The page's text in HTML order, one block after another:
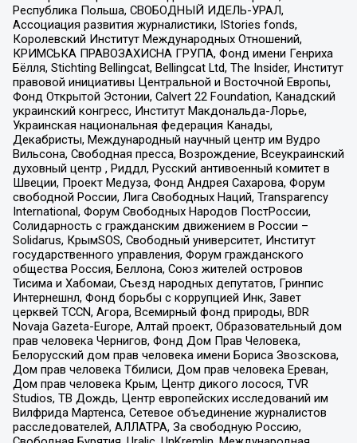
Республика Польша, СВОБОДНЫЙ ИДЕЛЬ-УРАЛ,
Ассоциация развития журналистики, IStories fonds,
Королевский Институт Международных Отношений,
КРИМСЬКА ПРАВОЗАХИСНА ГРУПА, Фонд имени Генриха
Бёлля, Stichting Bellingcat, Bellingcat Ltd, The Insider, Институт
правовой инициативы Центральной и Восточной Европы,
Фонд Открытой Эстонии, Calvert 22 Foundation, Канадский
украинский конгресс, Институт Макдональда-Лорье,
Украинская национальная федерация Канады,
Декабристы, Международный научный центр им Вудро
Вильсона, Свободная пресса, Возрождение, Всеукраинский
духовный центр , Риддл, Русский антивоенный комитет в
Швеции, Проект Медуза, Фонд Андрея Сахарова, Форум
свободной России, Лига Свободных Наций, Transparеncy
International, Форум Свободных Народов ПостРоссии,
Солидарность с гражданским движением в России –
Solidarus, КрымSOS, Свободный университет, Институт
государственного управления, Форум гражданского
общества Россия, Беллона, Союз жителей островов
Тисима и Хабомаи, Съезд народных депутатов, Гринпис
Интернешнл, Фонд борьбы с коррупцией Инк, Завет
церквей TCCN, Агора, Всемирный фонд природы, BDR
Novaja Gazeta-Europe, Алтай проект, Образовательный дом
прав человека Чернигов, Фонд Дом Прав Человека,
Белорусский дом прав человека имени Бориса Звозскова,
Дом прав человека Тбилиси, Дом прав человека Ереван,
Дом прав человека Крым, Центр дикого лосося, TVR
Studios, ТВ Дождь, Центр европейских исследований им
Вилфрида Мартенса, Сетевое объединение журналистов
расследователей, АЛЛАТРА, За свободную Россию,